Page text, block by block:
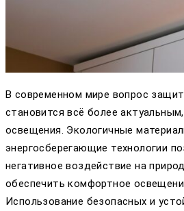
В современном мире вопрос
становится всё более
освещения. Экологичные
энергосберегающие технологии
негативное воздействие на
обеспечить комфортное
Использование безопасных и